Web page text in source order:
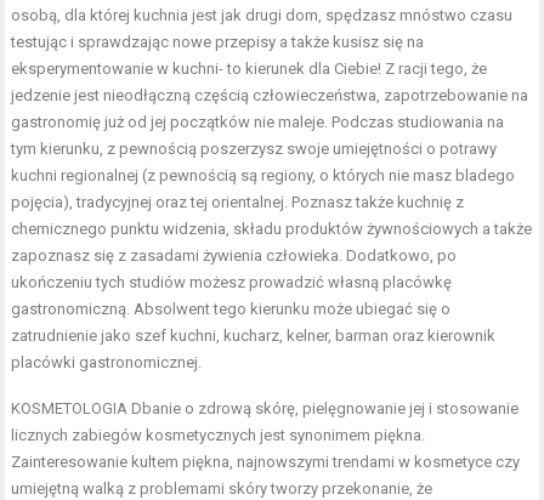
osobą, dla której kuchnia jest jak drugi dom, spędzasz mnóstwo czasu
testując i sprawdzając nowe przepisy a także kusisz się na
eksperymentowanie w kuchni- to kierunek dla Ciebie! Z racji tego, że
jedzenie jest nieodłączną częścią człowieczeństwa, zapotrzebowanie na
gastronomię już od jej początków nie maleje. Podczas studiowania na
tym kierunku, z pewnością poszerzysz swoje umiejętności o potrawy
kuchni regionalnej (z pewnością są regiony, o których nie masz bladego
pojęcia), tradycyjnej oraz tej orientalnej. Poznasz także kuchnię z
chemicznego punktu widzenia, składu produktów żywnościowych a także
zapoznasz się z zasadami żywienia człowieka. Dodatkowo, po
ukończeniu tych studiów możesz prowadzić własną placówkę
gastronomiczną. Absolwent tego kierunku może ubiegać się o
zatrudnienie jako szef kuchni, kucharz, kelner, barman oraz kierownik
placówki gastronomicznej.
KOSMETOLOGIA Dbanie o zdrową skórę, pielęgnowanie jej i stosowanie
licznych zabiegów kosmetycznych jest synonimem piękna.
Zainteresowanie kultem piękna, najnowszymi trendami w kosmetyce czy
umiejętną walką z problemami skóry tworzy przekonanie, że